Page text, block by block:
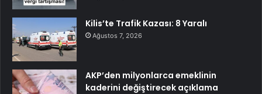
Kilis’te Trafik Kazası: 8 Yaralı
Ağustos 7, 2026
AKP’den milyonlarca emeklinin
kaderini değiştirecek açıklama